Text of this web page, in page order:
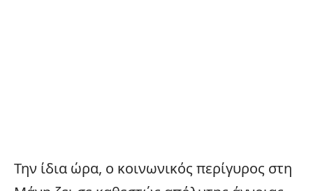
Την ίδια ώρα, ο κοινωνικός περίγυρος στη